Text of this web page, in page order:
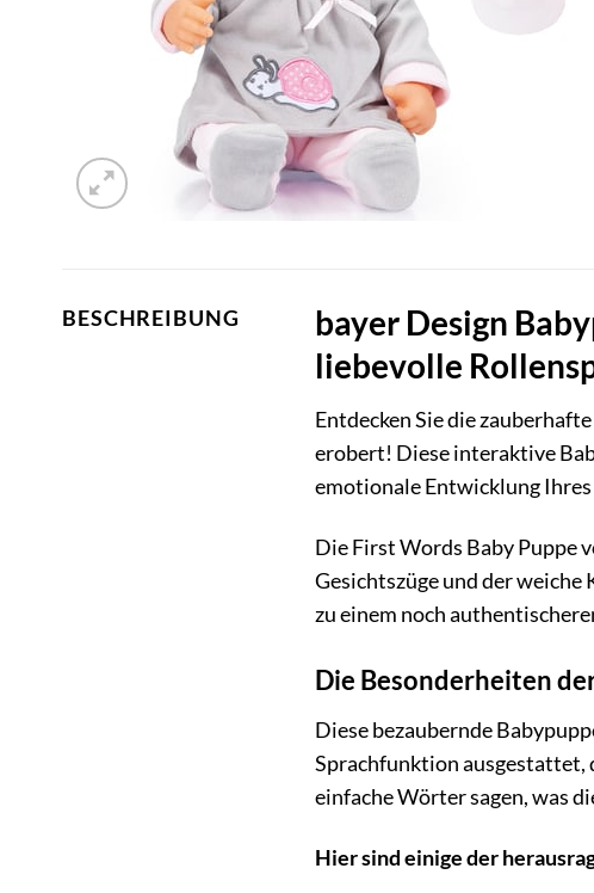
BESCHREIBUNG
bayer Design
liebevolle
Entdecken Sie die zauberhafte
erobert! Diese interaktive
emotionale Entwicklung
Die First Words Baby Puppe
Gesichtszüge und der
zu einem noch
Die Besonderheiten
Diese bezaubernde
Sprachfunktion ausgestattet,
einfache Wörter sagen, was
Hier sind einige der